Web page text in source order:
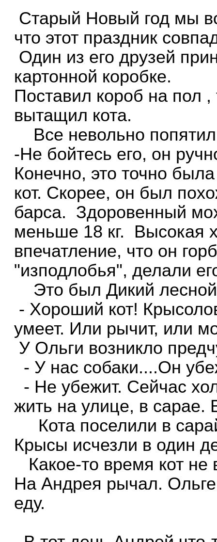
Старый Новый год мы
что этот праздник
Один из его друзей
картонной коробке.
Поставил короб на пол
вытащил кота.
Все невольно
-Не бойтесь его, он
Конечно, это точно
кот. Скорее, он был
барса. Здоровенный
меньше 18 кг. Высокая
впечатление, что он
"изподлобья", делали
Это был Дикий
- Хороший кот!
умеет. Или рычит, или
У Ольги возникло
- У нас собаки....Он
- Не убежит. Сейчас
жить на улице, в сарае.
Кота поселили в
Крысы исчезли в один
Какое-то время кот
На Андрея рычал. Ольге
еду.